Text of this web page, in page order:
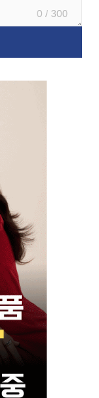
0 / 300